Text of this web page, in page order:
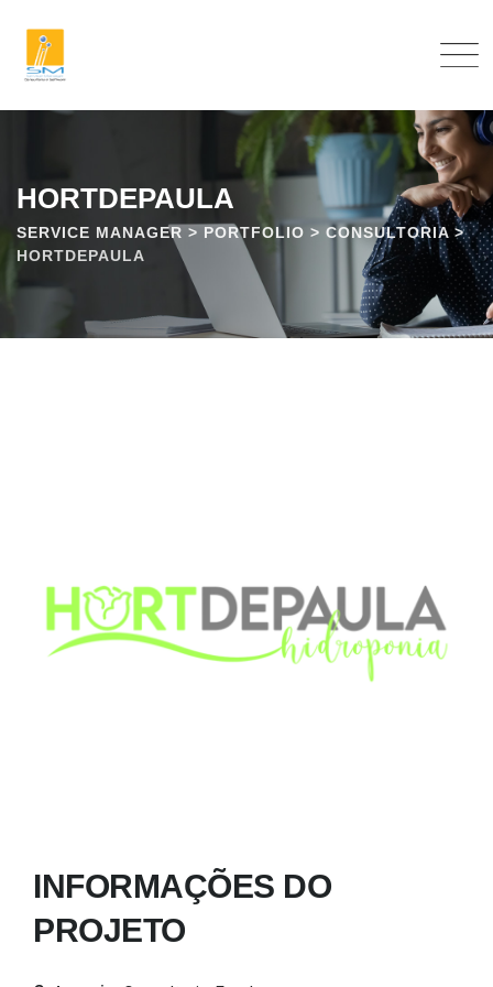
HORTDEPAULA
SERVICE MANAGER > PORTFOLIO > CONSULTORIA >
HORTDEPAULA
INFORMAÇÕES DO
PROJETO